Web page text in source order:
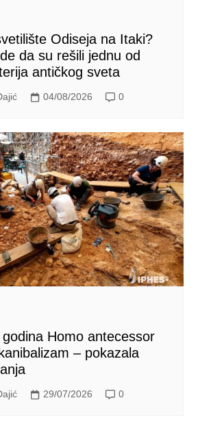
Odiseja na Itaki?
da su rešili jednu od
antičkog sveta
04/08/2026 0
Homo antecessor
– pokazala
29/07/2026 0